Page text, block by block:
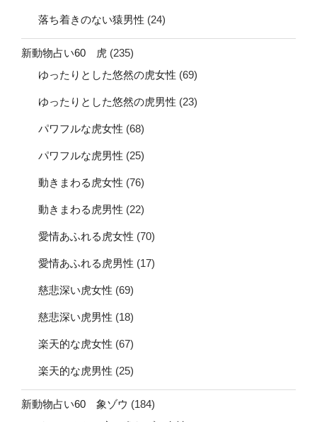
落ち着きのない猿男性 (24)
新動物占い60 虎 (235)
ゆったりとした悠然の虎女性 (69)
ゆったりとした悠然の虎男性 (23)
パワフルな虎女性 (68)
パワフルな虎男性 (25)
動きまわる虎女性 (76)
動きまわる虎男性 (22)
愛情あふれる虎女性 (70)
愛情あふれる虎男性 (17)
慈悲深い虎女性 (69)
慈悲深い虎男性 (18)
楽天的な虎女性 (67)
楽天的な虎男性 (25)
新動物占い60 象ゾウ (184)